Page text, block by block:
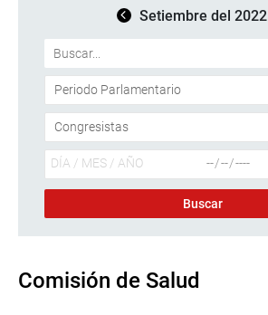
Setiembre del 2022
Comisión de Salud